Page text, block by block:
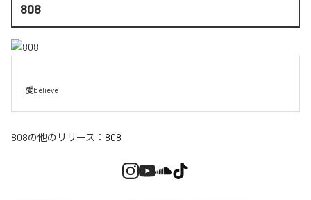
808
愛believe
808の他のリリース： 808